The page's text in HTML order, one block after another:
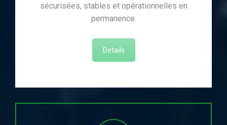
sécurisées, stables et opérationnelles en
permanence.
Details